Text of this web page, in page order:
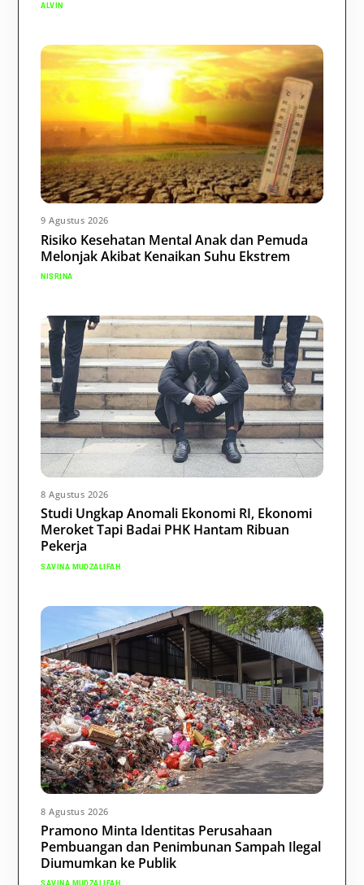
ALVIN
9 Agustus 2026
Risiko Kesehatan Mental Anak dan Pemuda
Melonjak Akibat Kenaikan Suhu Ekstrem
NISRINA
8 Agustus 2026
Studi Ungkap Anomali Ekonomi RI, Ekonomi
Meroket Tapi Badai PHK Hantam Ribuan
Pekerja
SAVINA MUDZALIFAH
8 Agustus 2026
Pramono Minta Identitas Perusahaan
Pembuangan dan Penimbunan Sampah Ilegal
Diumumkan ke Publik